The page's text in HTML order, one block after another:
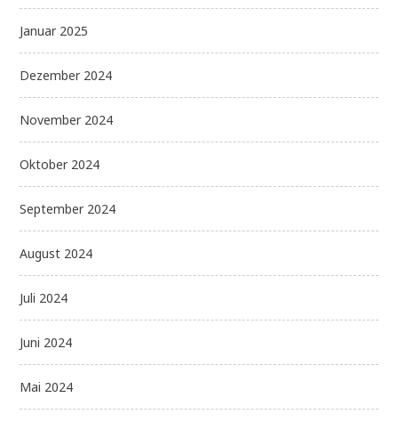
Januar 2025
Dezember 2024
November 2024
Oktober 2024
September 2024
August 2024
Juli 2024
Juni 2024
Mai 2024